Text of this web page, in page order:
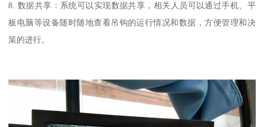
8. 数据共享：系统可以实现数据共享，相关人员可以通过手机、平
板电脑等设备随时随地查看吊钩的运行情况和数据，方便管理和决
策的进行。